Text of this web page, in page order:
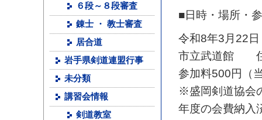
■日時・場所・
令和8年3月22
市立武道館 住
参加料500円（
※盛岡剣道協会
年度の会費納入
６段～８段審査
錬士 ・ 教士審査
居合道
岩手県剣道連盟行事
未分類
講習会情報
剣道教室